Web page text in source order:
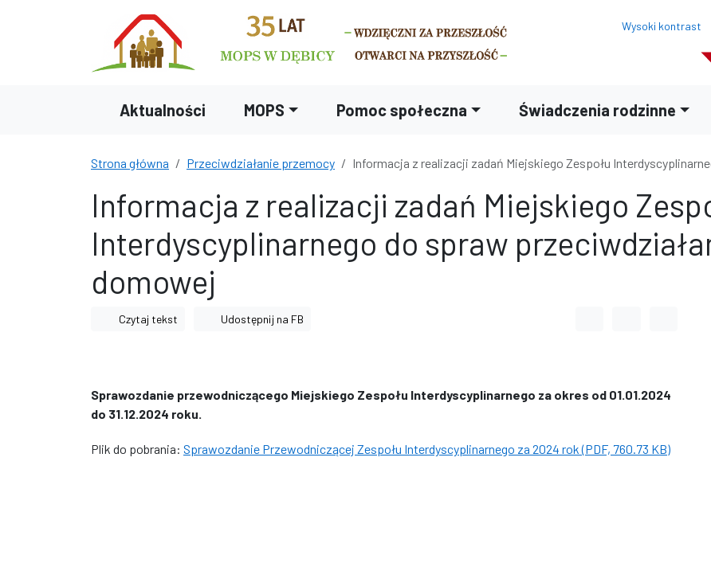
Przejdź do wyszukiwarki
Wysoki kontrast
Aktualności MOPS Pomoc społeczna Świadczenia rodzinne
Strona główna Przeciwdziałanie przemocy Informacja z realizacji zadań Miejskiego Zespołu
Informacja z realizacji zadań Miejskiego
Interdyscyplinarnego do spraw
domowej
Czytaj tekst Udostępnij na FB
Sprawozdanie przewodniczącego Miejskiego Zespołu Interdyscyplinarnego za okres od 01.01.2024
do 31.12.2024 roku.
Plik do pobrania: Sprawozdanie Przewodniczącej Zespołu Interdyscyplinarnego za 2024 rok (PDF, 760.73 KB)